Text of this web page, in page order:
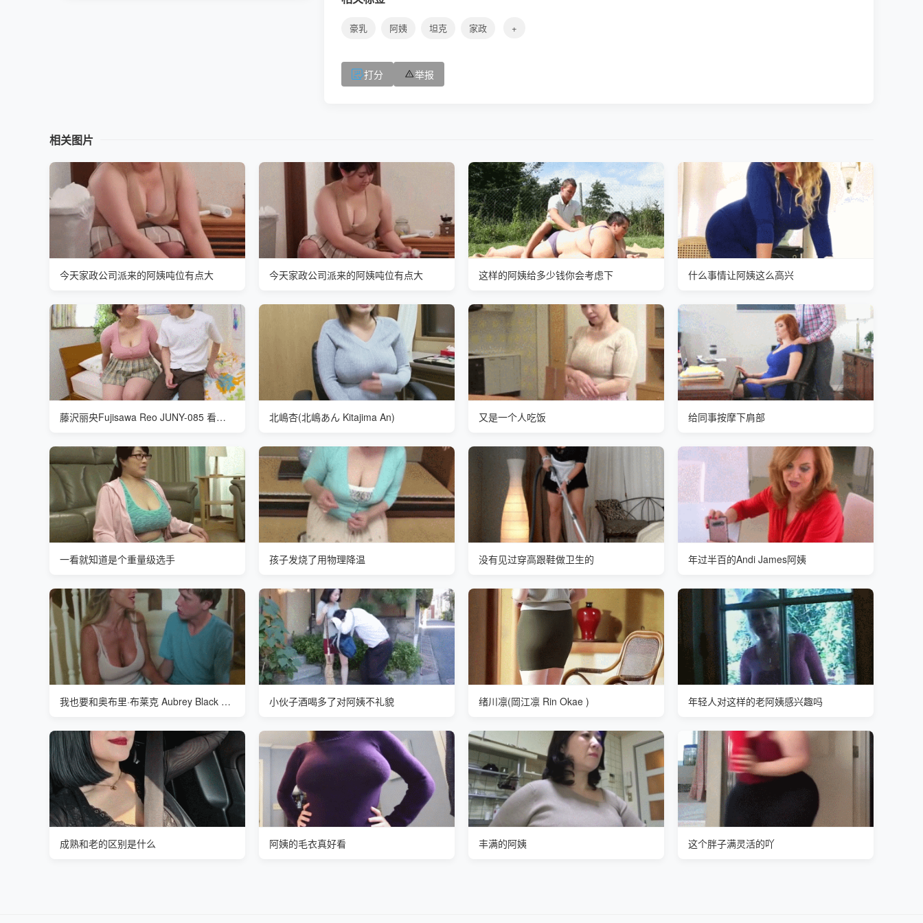
豪乳 阿姨 坦克 家政 +
打分 举报
相关图片
今天家政公司派来的阿姨吨位有点大 今天家政公司派来的阿姨吨位有点大 这样的阿姨给多少钱你会考虑下 什么事情让阿姨这么高兴
藤沢丽央Fujisawa Reo JUNY-085 看吧小弟弟吓得不轻 北嶋杏(北嶋あん Kitajima An) 又是一个人吃饭 给同事按摩下肩部
一看就知道是个重量级选手 孩子发烧了用物理降温 没有见过穿高跟鞋做卫生的 年过半百的Andi James阿姨
我也要和奥布里·布莱克 Aubrey Black 促膝长谈 小伙子酒喝多了对阿姨不礼貌 绪川凛(岡江凛 Rin Okae ) 年轻人对这样的老阿姨感兴趣吗
成熟和老的区别是什么 阿姨的毛衣真好看 丰满的阿姨 这个胖子满灵活的吖